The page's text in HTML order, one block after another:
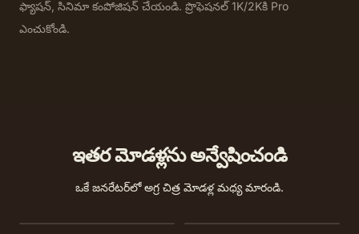
ఫ్యాషన్, సినిమా కంపోజిషన్ చేయండి. ప్రొఫెషనల్ 1K/2Kకి Pro
ఎంచుకోండి.
ఇతర మోడళ్లను అన్వేషించండి
ఒకే జనరేటర్‌లో అగ్ర చిత్ర మోడళ్ల మధ్య మారండి.